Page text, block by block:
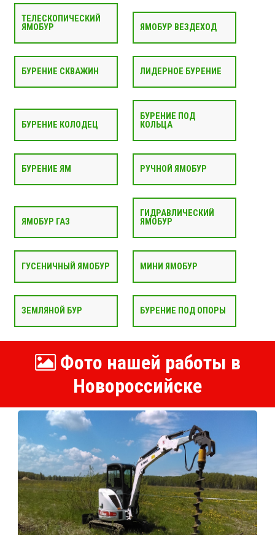
ТЕЛЕСКОПИЧЕСКИЙ
ЯМОБУР
ЯМОБУР ВЕЗДЕХОД
БУРЕНИЕ СКВАЖИН ЛИДЕРНОЕ БУРЕНИЕ
БУРЕНИЕ КОЛОДЕЦ
БУРЕНИЕ ПОД
КОЛЬЦА
БУРЕНИЕ ЯМ РУЧНОЙ ЯМОБУР
ЯМОБУР ГАЗ
ГИДРАВЛИЧЕСКИЙ
ЯМОБУР
ГУСЕНИЧНЫЙ ЯМОБУР МИНИ ЯМОБУР
ЗЕМЛЯНОЙ БУР БУРЕНИЕ ПОД ОПОРЫ
Фото нашей работы в
Новороссийске